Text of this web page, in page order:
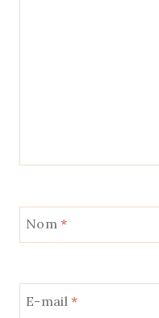
Nom*
E-mail*